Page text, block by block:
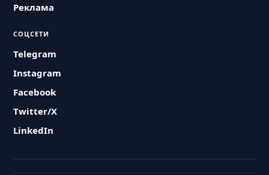
Реклама
СОЦСЕТИ
Telegram
Instagram
Facebook
Twitter/X
LinkedIn